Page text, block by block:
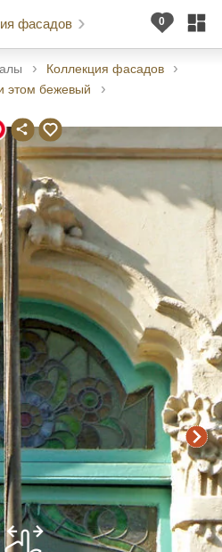
фасадов
Коллекция фасадов
этом бежевый